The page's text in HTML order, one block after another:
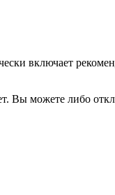
включает
Вы можете либо